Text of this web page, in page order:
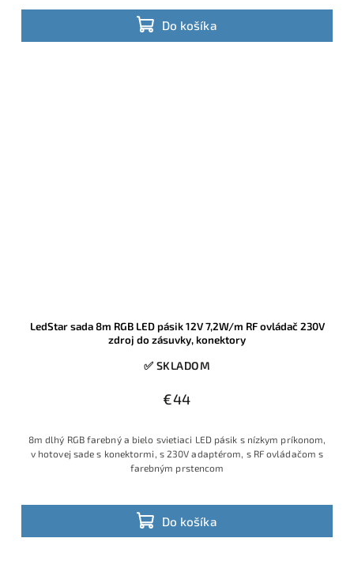
Do košíka
LedStar sada 8m RGB LED pásik 12V 7,2W/m RF ovládač 230V
zdroj do zásuvky, konektory
✅ SKLADOM
€44
Do košíka
8m dlhý RGB farebný a bielo svietiaci LED pásik s nízkym príkonom,
v hotovej sade s konektormi, s 230V adaptérom, s RF ovládačom s
farebným prstencom